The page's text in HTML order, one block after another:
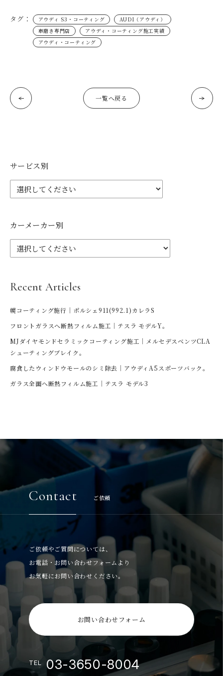
タグ： アウディ S3・コーティング
AUDI（アウディ）
車磨き専門店
アウディ・コーティング施工実績
アウディ・コーティング
一覧へ戻る
サービス別
カーメーカー別
Recent Articles
幌コーティング施行｜ポルシェ911(992.1)カレラS
フロントガラスへ断熱フィルム施工｜テスラ モデルY。
MJダイヤモンドセラミックコーティング施工｜メルセデスベンツCLA
シューティングブレイク。
腐食したウィンドウモールのシミ除去｜アウディA5スポーツバック。
ガラス全面へ断熱フィルム施工｜テスラ モデル3
Contact ご依頼
ご依頼やご質問については、
お電話・お問い合わせフォームより
お気軽にお問い合わせください。
お問い合わせフォーム
TEL 03-3650-8004